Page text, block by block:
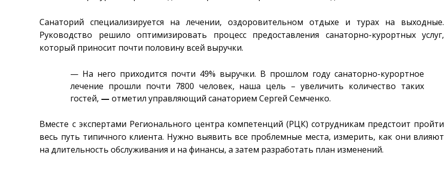
Санаторий специализируется на лечении, оздоровительном отдыхе и турах на выходные.
Руководство решило оптимизировать процесс предоставления санаторно-курортных услуг,
который приносит почти половину всей выручки.
— На него приходится почти 49% выручки. В прошлом году санаторно-курортное
лечение прошли почти 7800 человек, наша цель – увеличить количество таких
гостей, — отметил управляющий санаторием Сергей Семченко.
Вместе с экспертами Регионального центра компетенций (РЦК) сотрудникам предстоит пройти
весь путь типичного клиента. Нужно выявить все проблемные места, измерить, как они влияют
на длительность обслуживания и на финансы, а затем разработать план изменений.